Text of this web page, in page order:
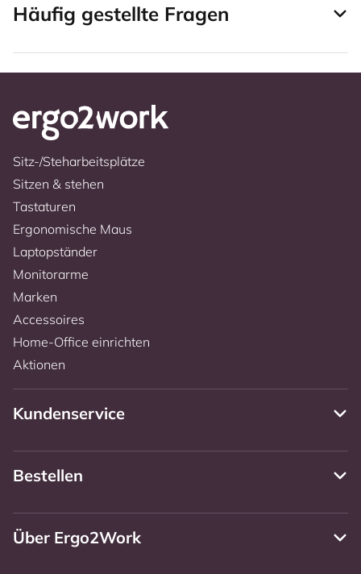
Häufig gestellte Fragen
Sitz-/Steharbeitsplätze
Sitzen & stehen
Tastaturen
Ergonomische Maus
Laptopständer
Monitorarme
Marken
Accessoires
Home-Office einrichten
Aktionen
Kundenservice
Bestellen
Über Ergo2Work